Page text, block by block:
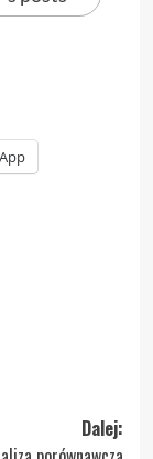
Dalej: